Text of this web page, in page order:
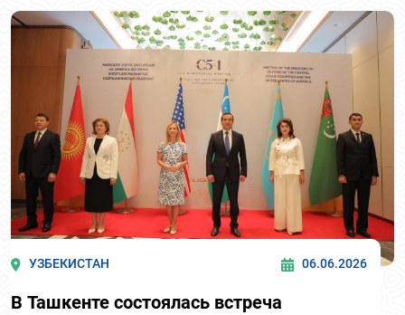
УЗБЕКИСТАН 06.06.2026
В Ташкенте состоялась встреча